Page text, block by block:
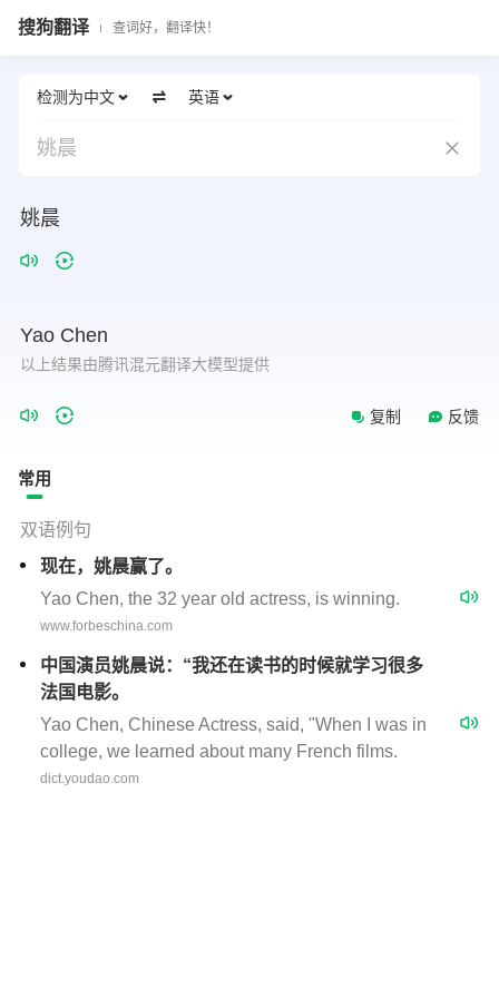
搜狗翻译 查词好，翻译快！
检测为中文 英语
姚晨
姚晨
Yao Chen
以上结果由腾讯混元翻译大模型提供
复制 反馈
常用
双语例句
现在，姚晨赢了。
Yao Chen, the 32 year old actress, is winning.
www.forbeschina.com
中国演员姚晨说：“我还在读书的时候就学习很多
法国电影。
Yao Chen, Chinese Actress, said, "When I was in
college, we learned about many French films.
dict.youdao.com